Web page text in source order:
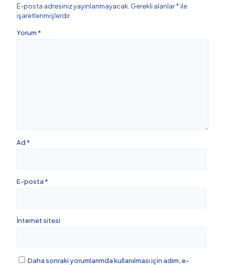
E-posta adresiniz yayınlanmayacak. Gerekli alanlar*ile
işaretlenmişlerdir
Yorum *
Ad *
E-posta *
İnternet sitesi
Daha sonraki yorumlarımda kullanılması için adım, e-